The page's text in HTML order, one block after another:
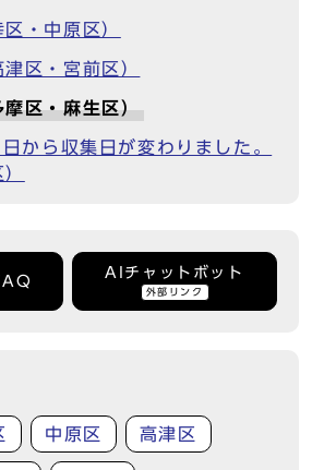
・中原区）
区・宮前区）
区・麻生区）
から収集日が変わりました。
AIチャットボット
外部リンク
中原区 高津区